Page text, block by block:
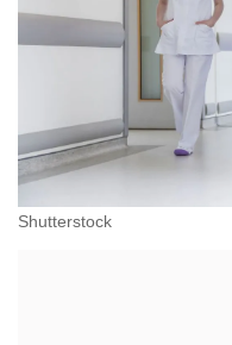
Shutterstock